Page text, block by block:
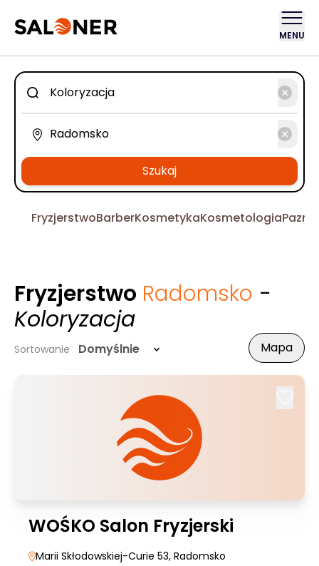
MENU
Szukaj
FryzjerstwoBarberKosmetykaKosmetologia
Fryzjerstwo Radomsko -
Koloryzacja
Sortowanie Domyślnie Mapa
WOŚKO Salon Fryzjerski
Marii Skłodowskiej-Curie 53, Radomsko